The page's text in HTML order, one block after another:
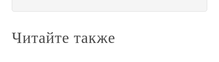
Читайте также